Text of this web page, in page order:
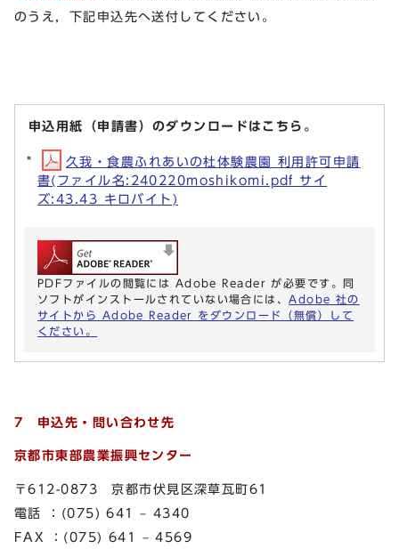
のうえ，下記申込先へ送付してください。
申込用紙（申請書）のダウンロードはこちら。
久我・食農ふれあいの杜体験農園 利用許可申請
書(ファイル名:240220moshikomi.pdf サイ
ズ:43.43 キロバイト)
PDFファイルの閲覧には Adobe Reader が必要です。同
ソフトがインストールされていない場合には、 Adobe 社の
サイトから Adobe Reader をダウンロード（無償）して
ください。
7 申込先・問い合わせ先
京都市東部農業振興センター
〒612-0873 京都市伏見区深草瓦町61
電話 ：(075) 641 – 4340
FAX ：(075) 641 – 4569